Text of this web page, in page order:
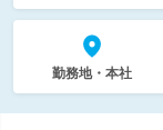
勤務地・本社